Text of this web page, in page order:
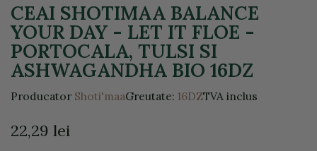
CEAI SHOTIMAA BALANCE
YOUR DAY - LET IT FLOE -
PORTOCALA, TULSI SI
ASHWAGANDHA BIO 16DZ
Producator Shoti'maaGreutate: 16DZTVA inclus
22,29 lei